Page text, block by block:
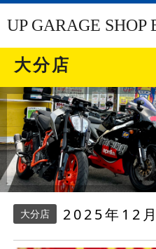
UP GARAGE SHOP
大分店
大分店 2025年12